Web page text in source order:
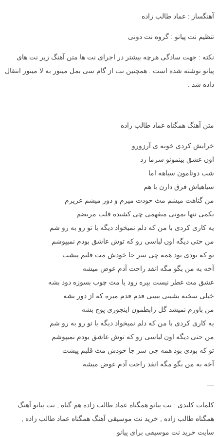
آهنگساز : عماد طالب زاده
تنظیم نت پیانو : گروه نت دونی
نکته : جهت سادگی هرچه بیشتر در اجرای نت ها متن آهنگ زیر نت های
پیانو نوشته شده است . همچنین نت از گام سی بمل مینور به لا مینور انتقال
داده شد .
متن آهنگ همگناه عماد طالب زاده
خرابش کردی خونه ی آرزورو
اون عشق بینمونو سرما زد
شب دوتامون سیاهه اما
سیاهیاش فرق دارن با هم
من گناهت میشم مث خودت میرم و دور میشم عزیزم
یکمی تنها بمونی میفهمی چی کشیده قلب مریضم
یه کاری کردی با من که دلم نمیخواد دیگه با تو رو به رو شم
من حتی دیگه اون لباسی رو که توش عاشق بودم نمیپوشم
تو که بودی بود همه چی سر جا خودش مث قلبم پیشت
آخه به من بگو مگه انقد راحت آدم عوض میشه
عشق مث عطر نیست بپره زود یا مث چوب بسوزه دود بشه
خیلی سخته بشینی ببینی قدم قدم میره که از دور بشه
من باورم نمیشد گل رابطمون اینجوری پوچ بشه
یه کاری کردی با من که دلم نمیخواد دیگه با تو رو به رو شم
من حتی دیگه اون لباسی رو که توش عاشق بودم نمیپوشم
تو که بودی بود همه چی سر جا خودش مث قلبم پیشت
آخه به من بگو مگه انقد راحت آدم عوض میشه
—
کلمات کلیدی : نت پیانو همگناه عماد طالب زاده هم گناه , نت پیانو آهنگ
همگناه طالب زاده , خرید نت موسیقی آهنگ همگناه عماد طالب زاده ,
سایت خرید نت موسیقی برای پیانو